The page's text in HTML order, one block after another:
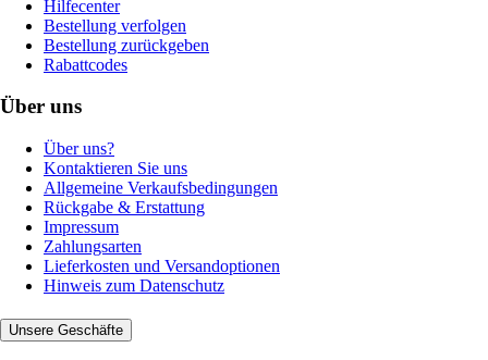
Hilfecenter
Bestellung verfolgen
Bestellung zurückgeben
Rabattcodes
Über uns
Über uns?
Kontaktieren Sie uns
Allgemeine Verkaufsbedingungen
Rückgabe & Erstattung
Impressum
Zahlungsarten
Lieferkosten und Versandoptionen
Hinweis zum Datenschutz
Unsere Geschäfte